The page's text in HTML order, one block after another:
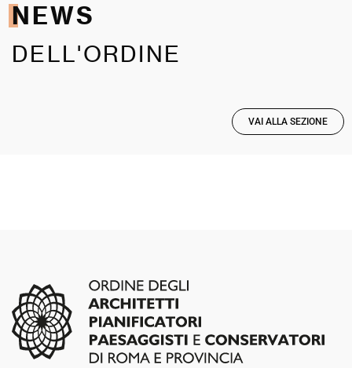
NEWS
DELL'ORDINE
VAI ALLA SEZIONE